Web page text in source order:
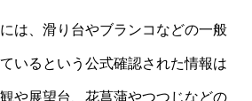
は、滑り台やブランコなどの一般
いるという公式確認された情報は
や展望台、花菖蒲やつつじなどの